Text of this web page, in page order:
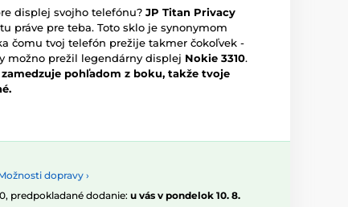
displej svojho telefónu? JP Titan Privacy
práve pre teba. Toto sklo je synonymom
čomu tvoj telefón prežije takmer čokoľvek -
možno prežil legendárny displej Nokie 3310.
pohľadom z boku, takže tvoje
dopravy ›
predpokladané dodanie: u vás v pondelok 10. 8.